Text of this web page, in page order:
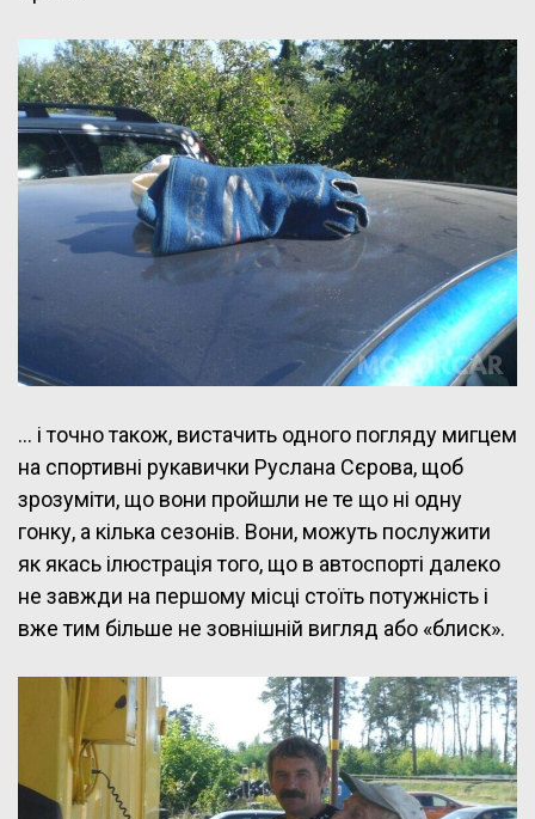
… і точно також, вистачить одного погляду мигцем
на спортивні рукавички Руслана Сєрова, щоб
зрозуміти, що вони пройшли не те що ні одну
гонку, а кілька сезонів. Вони, можуть послужити
як якась ілюстрація того, що в автоспорті далеко
не завжди на першому місці стоїть потужність і
вже тим більше не зовнішній вигляд або «блиск».